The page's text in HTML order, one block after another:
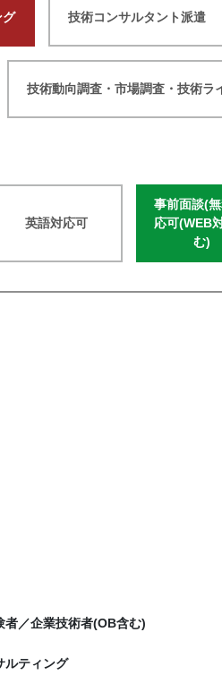
グ 技術コンサルタント派遣
技術動向調査・市場調査・技術ラ
英語対応可
事前面談(
応可(WEB
む)
者／企業技術者(OB含む)
ルティング